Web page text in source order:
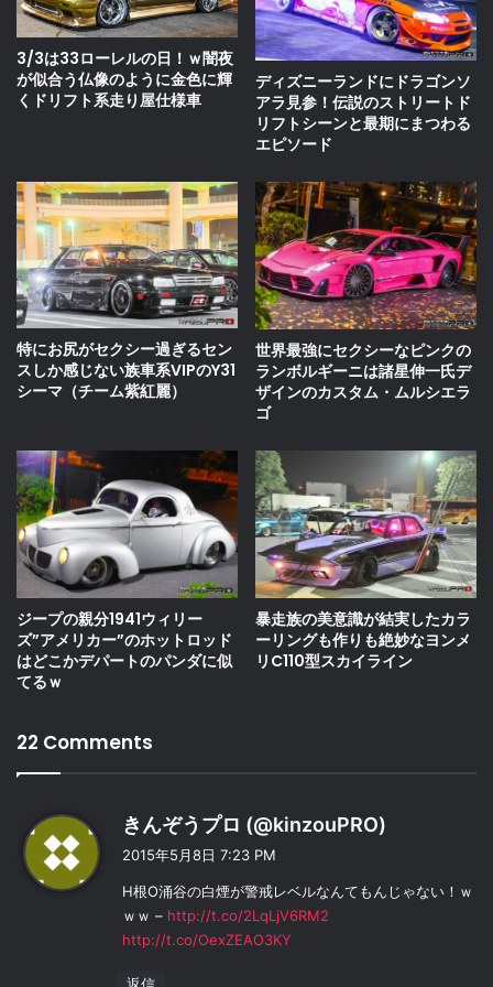
3/3は33ローレルの日！ｗ闇夜
が似合う仏像のように金色に輝
くドリフト系走り屋仕様車
ディズニーランドにドラゴンソ
アラ見参！伝説のストリートド
リフトシーンと最期にまつわる
エピソード
特にお尻がセクシー過ぎるセン
スしか感じない族車系VIPのY31
シーマ（チーム紫紅麗）
世界最強にセクシーなピンクの
ランボルギーニは諸星伸一氏デ
ザインのカスタム・ムルシエラ
ゴ
ジープの親分1941ウィリー
ズ”アメリカー”のホットロッド
はどこかデパートのパンダに似
てるｗ
暴走族の美意識が結実したカラ
ーリングも作りも絶妙なヨンメ
リC110型スカイライン
22 Comments
きんぞうプロ (@kinzouPRO)
2015年5月8日 7:23 PM
H根O涌谷の白煙が警戒レベルなんてもんじゃない！ｗ
ｗｗ – http://t.co/2LqLjV6RM2
http://t.co/OexZEAO3KY